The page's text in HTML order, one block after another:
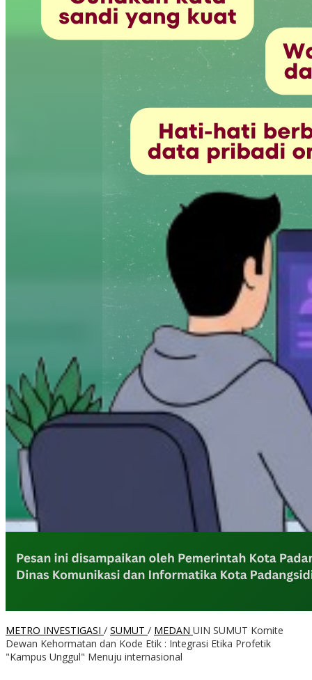
METRO INVESTIGASI / SUMUT / MEDAN UIN SUMUT Komite
Dewan Kehormatan dan Kode Etik : Integrasi Etika Profetik
"Kampus Unggul" Menuju internasional